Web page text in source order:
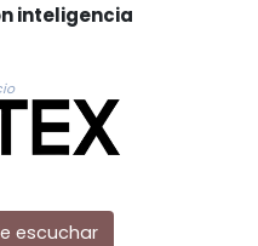
inteligencia
escuchar